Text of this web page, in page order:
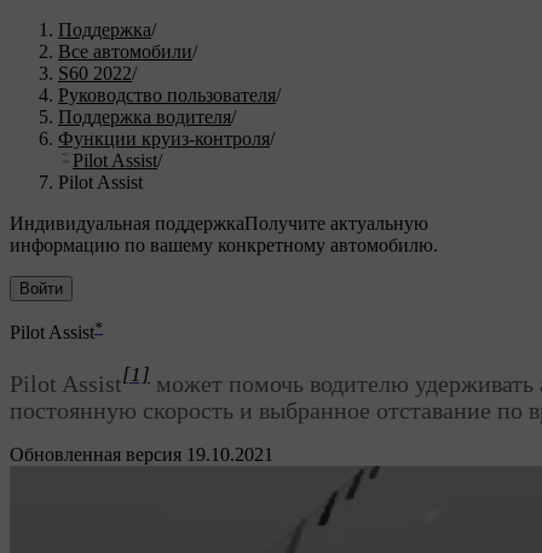
Поддержка/
Все автомобили/
S60 2022/
Руководство пользователя/
Поддержка водителя/
Функции круиз-контроля/
Pilot Assist/
Pilot Assist
Индивидуальная поддержкаПолучите актуальную
информацию по вашему конкретному автомобилю.
Войти
Обновленная версия 19.10.2021
Pilot Assist*
Pilot Assist[1] может помочь водителю
постоянную скорость и выбранное отставание по